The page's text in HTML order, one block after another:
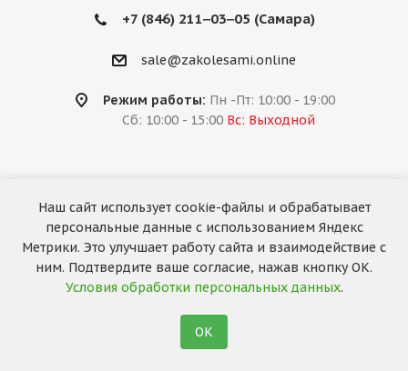
+7 (846) 211‒03‒05 (Самара)
sale@zakolesami.online
Режим работы: Пн -Пт: 10:00 - 19:00
Сб: 10:00 - 15:00 Вс: Выходной
2026 © «За колёсами.Online»
Запуск сайта —RuMaster
Наш сайт использует cookie-файлы и обрабатывает
персональные данные с использованием Яндекс
Метрики. Это улучшает работу сайта и взаимодействие с
ним. Подтвердите ваше согласие, нажав кнопку ОК.
Условия обработки персональных данных.
ОК